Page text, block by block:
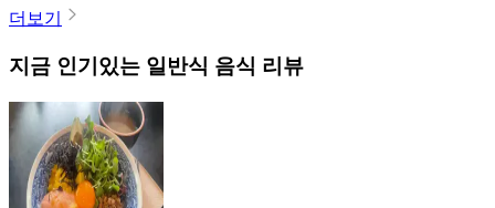
더보기
지금 인기있는 일반식 음식 리뷰